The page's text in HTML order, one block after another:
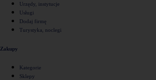
Urzędy, instytucje
Usługi
Dodaj firmę
Turystyka, noclegi
Zakupy
Kategorie
Sklepy